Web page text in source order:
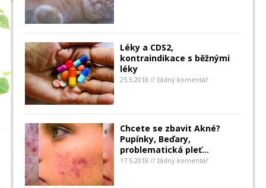
Léky a CDS2,
kontraindikace s běžnými
léky
25.5.2018 // žádný komentář
Chcete se zbavit Akné?
Pupínky, Beďary,
problematická pleť…
17.5.2018 // žádný komentář